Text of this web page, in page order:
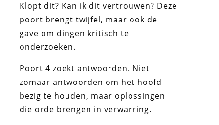
Klopt dit? Kan ik dit vertrouwen? Deze
poort brengt twijfel, maar ook de
gave om dingen kritisch te
onderzoeken.
Poort 4 zoekt antwoorden. Niet
zomaar antwoorden om het hoofd
bezig te houden, maar oplossingen
die orde brengen in verwarring.